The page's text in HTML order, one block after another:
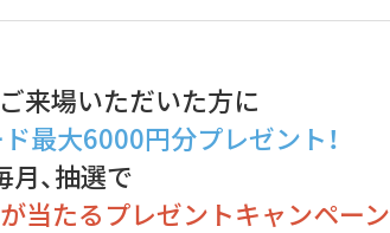
来場いただいた方に
最大6000円分プレゼント！
月、抽選で
当たるプレゼントキャンペーン